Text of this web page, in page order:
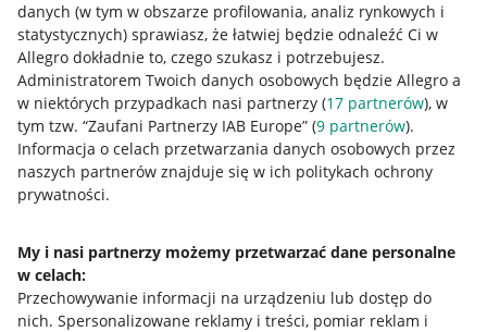
danych (w tym w obszarze profilowania, analiz rynkowych i
statystycznych) sprawiasz, że łatwiej będzie odnaleźć Ci w
Allegro dokładnie to, czego szukasz i potrzebujesz.
Administratorem Twoich danych osobowych będzie Allegro a
w niektórych przypadkach nasi partnerzy (17 partnerów), w
tym tzw. “Zaufani Partnerzy IAB Europe” (9 partnerów).
Informacja o celach przetwarzania danych osobowych przez
naszych partnerów znajduje się w ich politykach ochrony
prywatności.
My i nasi partnerzy możemy przetwarzać dane personalne
w celach:
Przechowywanie informacji na urządzeniu lub dostęp do
nich. Spersonalizowane reklamy i treści, pomiar reklam i
Przydatne informacje
Jak to działa
Allegro Gadane dla sprzedających
Allegro Gadane dla kupujących